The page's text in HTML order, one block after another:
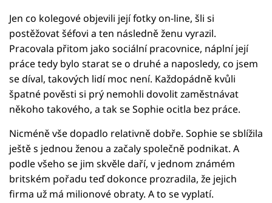
Jen co kolegové objevili její fotky on-line, šli si
postěžovat šéfovi a ten následně ženu vyrazil.
Pracovala přitom jako sociální pracovnice, náplní její
práce tedy bylo starat se o druhé a naposledy, co jsem
se díval, takových lidí moc není. Každopádně kvůli
špatné pověsti si prý nemohli dovolit zaměstnávat
někoho takového, a tak se Sophie ocitla bez práce.
Nicméně vše dopadlo relativně dobře. Sophie se sblížila
ještě s jednou ženou a začaly společně podnikat. A
podle všeho se jim skvěle daří, v jednom známém
britském pořadu teď dokonce prozradila, že jejich
firma už má milionové obraty. A to se vyplatí.